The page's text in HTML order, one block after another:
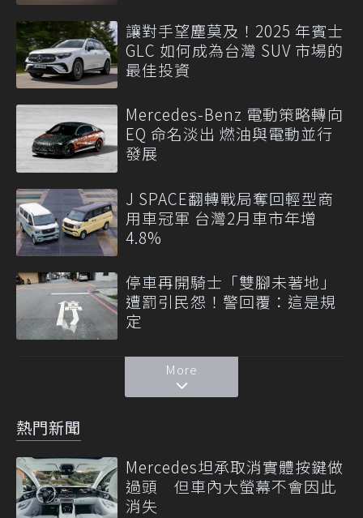
讓對手望塵莫及！2025 年賓士
GLC 如何成為台灣 SUV 市場的
最佳投資
Mercedes-Benz 電動策略轉向
EQ 命名淡出 燃油與電動並行
發展
J SPACE翻轉戰局奪回輕型商
用車冠軍 台灣2月車市年增
4.8%
停車再開騎士「雙腳未著地」
遭罰引民怨！警回覆：這是規
定
More
熱門新聞
Mercedes坦承取消實體按鍵做
過頭 但車內大螢幕不會因此
消失